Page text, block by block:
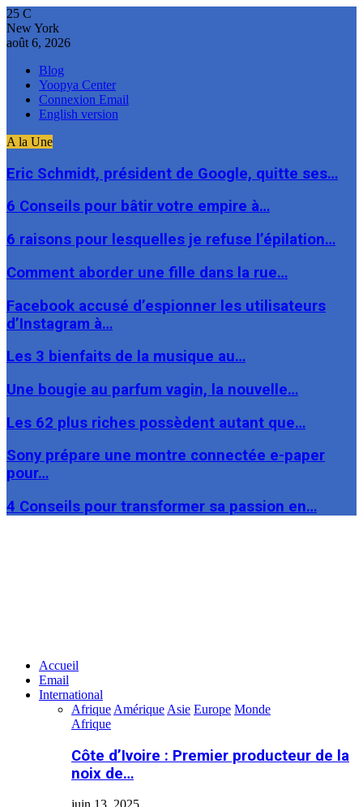
25 C
New York
août 6, 2026
Blog
Yoopya Center
Connexion Email
English version
A la Une
Eric Schmidt, président de Google, quitte ses…
6 Conseils pour bâtir votre empire à…
6 raisons pour lesquelles je refuse l’épilation…
Comment aborder une fille dans la rue…
Facebook accusé d’espionner les utilisateurs
d’Instagram à…
Les 3 bienfaits de la musique au…
Une bougie au parfum vagin, la nouvelle…
Les 62 plus riches possèdent autant que…
Sony prépare une montre connectée e-paper
pour…
4 Conseils pour transformer sa passion en…
Accueil
Email
International
Afrique Amérique Asie Europe Monde
Afrique
Côte d’Ivoire : Premier producteur de la
noix de…